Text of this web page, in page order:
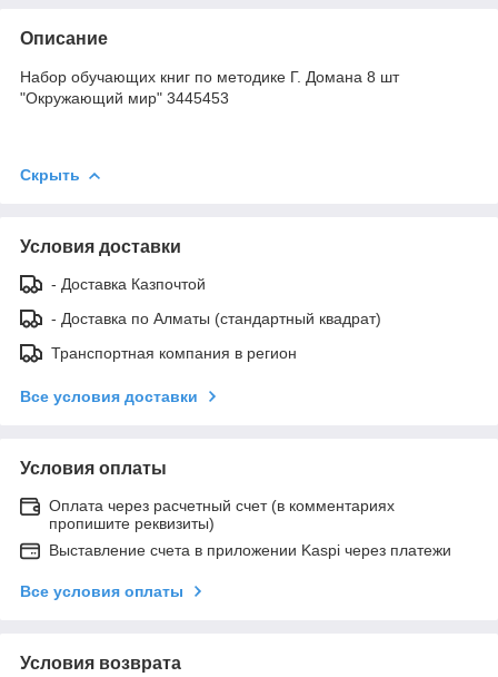
Описание
Набор обучающих книг по методике Г. Домана 8 шт
"Окружающий мир" 3445453
Скрыть
Условия доставки
- Доставка Казпочтой
- Доставка по Алматы (стандартный квадрат)
Транспортная компания в регион
Все условия доставки
Условия оплаты
Оплата через расчетный счет (в комментариях
пропишите реквизиты)
Выставление счета в приложении Kaspi через платежи
Все условия оплаты
Условия возврата